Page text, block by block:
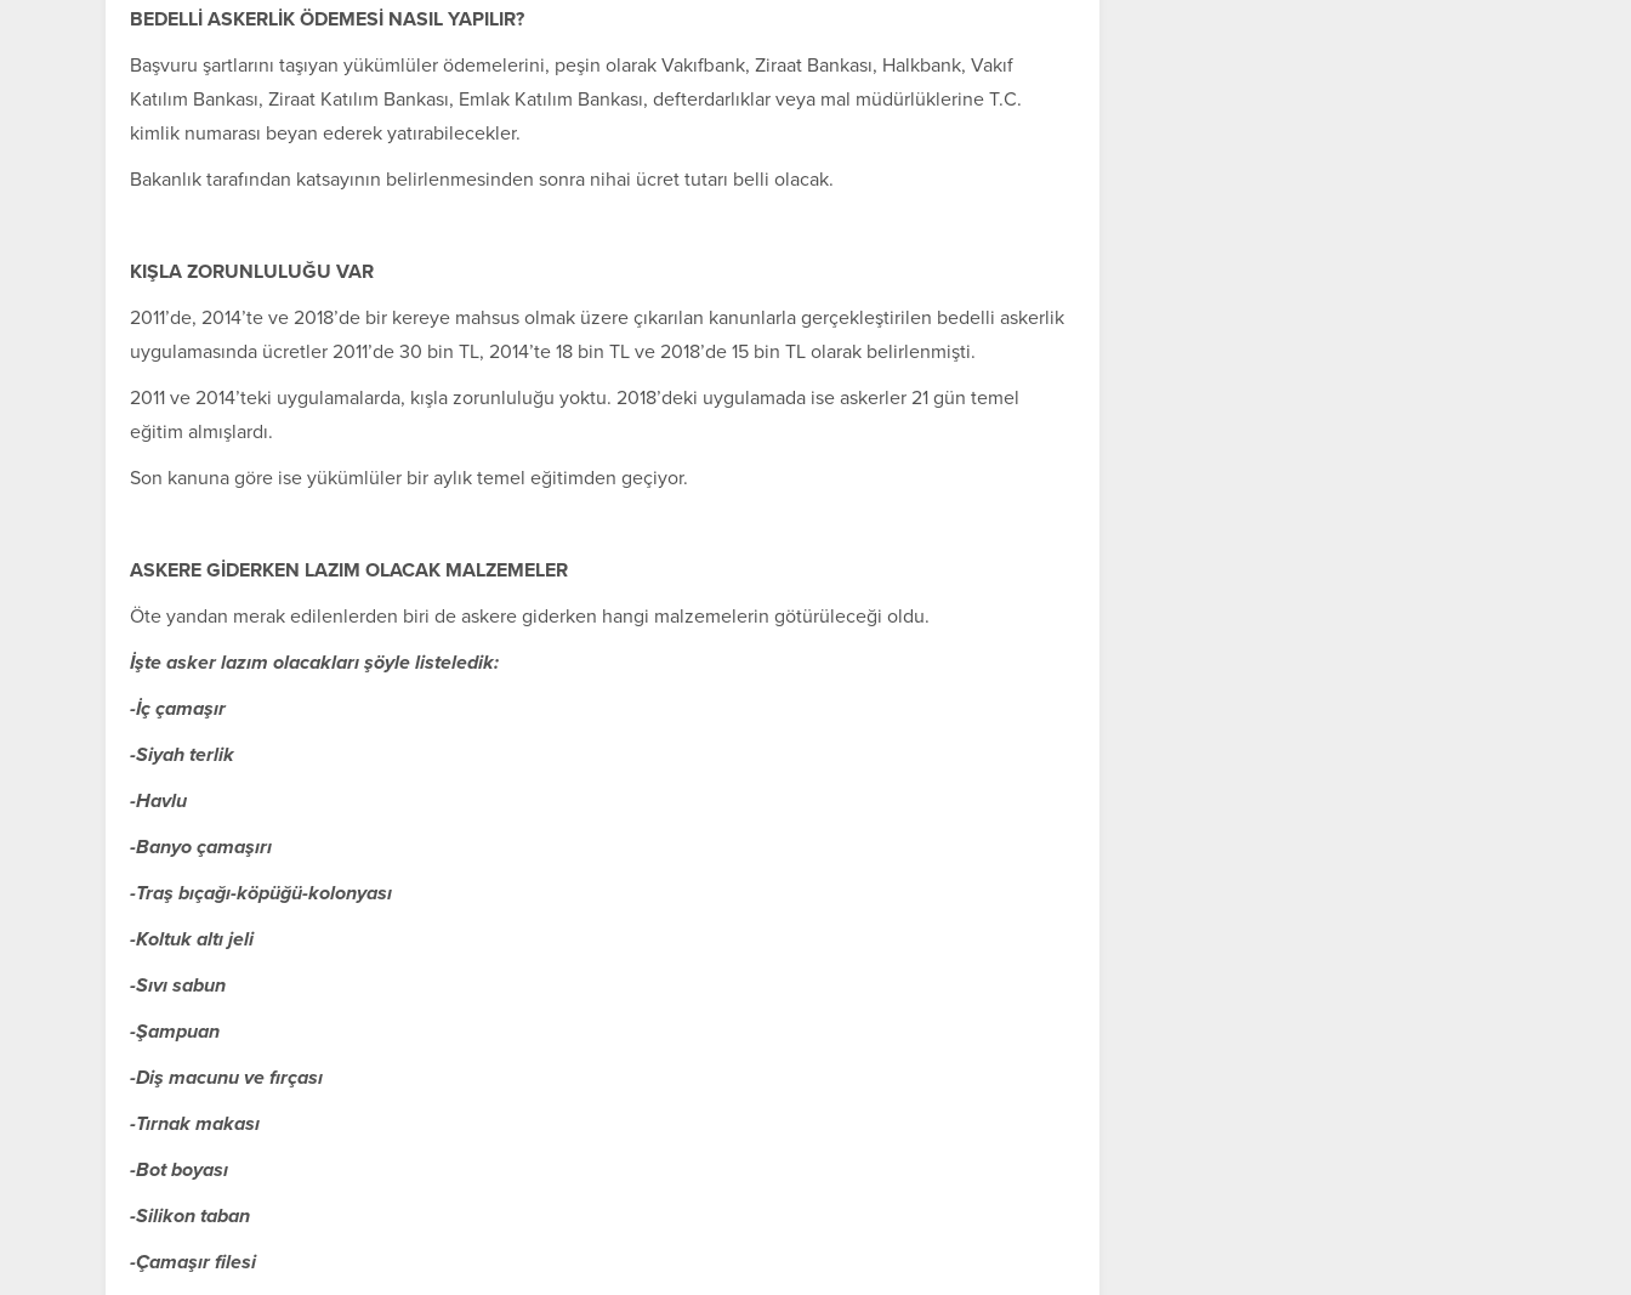
BEDELLİ ASKERLİK ÖDEMESİ NASIL YAPILIR?
Başvuru şartlarını taşıyan yükümlüler ödemelerini, peşin olarak Vakıfbank, Ziraat Bankası, Halkbank, Vakıf
Katılım Bankası, Ziraat Katılım Bankası, Emlak Katılım Bankası, defterdarlıklar veya mal müdürlüklerine T.C.
kimlik numarası beyan ederek yatırabilecekler.
Bakanlık tarafından katsayının belirlenmesinden sonra nihai ücret tutarı belli olacak.
KIŞLA ZORUNLULUĞU VAR
2011’de, 2014’te ve 2018’de bir kereye mahsus olmak üzere çıkarılan kanunlarla gerçekleştirilen bedelli askerlik
uygulamasında ücretler 2011’de 30 bin TL, 2014’te 18 bin TL ve 2018’de 15 bin TL olarak belirlenmişti.
2011 ve 2014’teki uygulamalarda, kışla zorunluluğu yoktu. 2018’deki uygulamada ise askerler 21 gün temel
eğitim almışlardı.
Son kanuna göre ise yükümlüler bir aylık temel eğitimden geçiyor.
ASKERE GİDERKEN LAZIM OLACAK MALZEMELER
Öte yandan merak edilenlerden biri de askere giderken hangi malzemelerin götürüleceği oldu.
İşte asker lazım olacakları şöyle listeledik:
-İç çamaşır
-Siyah terlik
-Havlu
-Banyo çamaşırı
-Traş bıçağı-köpüğü-kolonyası
-Koltuk altı jeli
-Sıvı sabun
-Şampuan
-Diş macunu ve fırçası
-Tırnak makası
-Bot boyası
-Silikon taban
-Çamaşır filesi